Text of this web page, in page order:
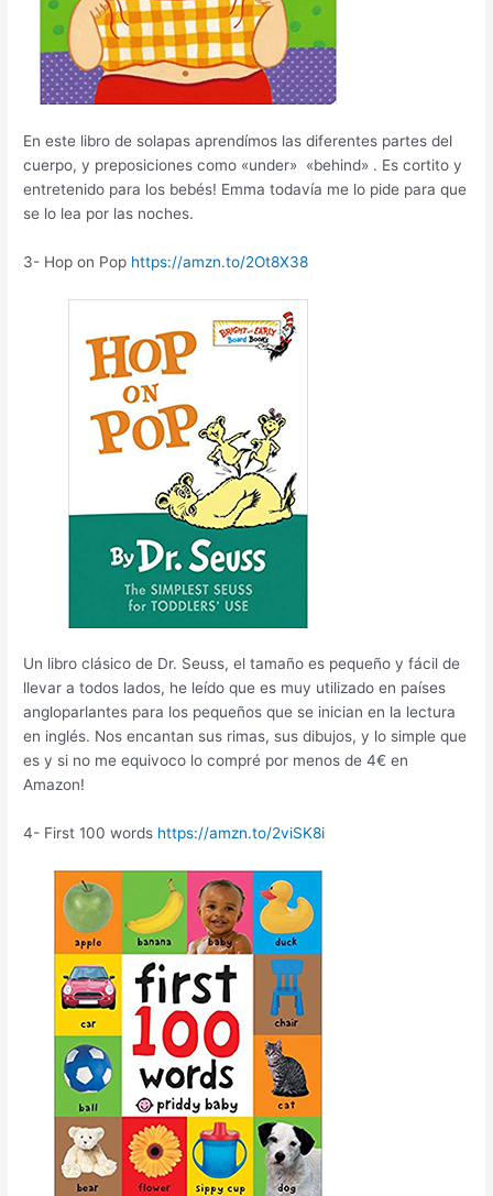
En este libro de solapas aprendímos las diferentes partes del
cuerpo, y preposiciones como «under» «behind» . Es cortito y
entretenido para los bebés! Emma todavía me lo pide para que
se lo lea por las noches.
3- Hop on Pop https://amzn.to/2Ot8X38
Un libro clásico de Dr. Seuss, el tamaño es pequeño y fácil de
llevar a todos lados, he leído que es muy utilizado en países
angloparlantes para los pequeños que se inician en la lectura
en inglés. Nos encantan sus rimas, sus dibujos, y lo simple que
es y si no me equivoco lo compré por menos de 4€ en
Amazon!
4- First 100 words https://amzn.to/2viSK8i